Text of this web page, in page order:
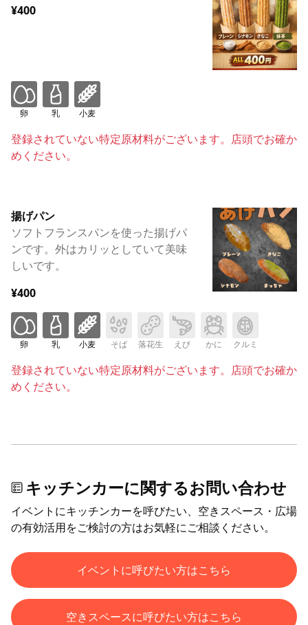
¥400
卵 乳 小麦
登録されていない特定原材料がございます。店頭でお確か
めください。
揚げパン
ソフトフランスパンを使った揚げパ
ンです。外はカリッとしていて美味
しいです。
¥400
卵 乳 小麦 そば 落花生 えび かに クルミ
登録されていない特定原材料がございます。店頭でお確か
めください。
キッチンカーに関するお問い合わせ
イベントにキッチンカーを呼びたい、空きスペース・広場
の有効活用をご検討の方はお気軽にご相談ください。
イベントに呼びたい方はこちら
空きスペースに呼びたい方はこちら